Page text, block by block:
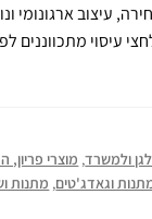
עיצוב ארגונומי
עיסוי מתכווננים
ולמשרד, מוצרי פריון,
וגאדג'טים, מתנות